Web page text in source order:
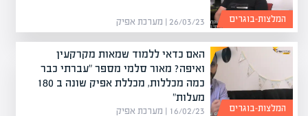
26/03/23 | מערכת אפיק המלצות-בוגרים
האם כדאי ללמוד שמאות מקרקעין
ואיפה? מאור סלמי מספר "עברתי כבר
כמה מכללות, מכללת אפיק שונה ב 180
מעלות"
16/02/23 | מערכת אפיק המלצות-בוגרים